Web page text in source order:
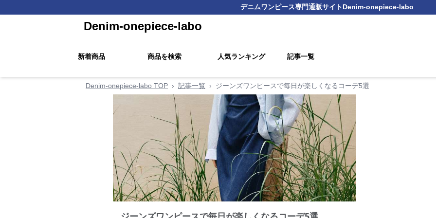
デニムワンピース専門通販サイトDenim-onepiece-labo
Denim-onepiece-labo
新着商品 商品を検索 人気ランキング 記事一覧
Denim-onepiece-labo TOP › 記事一覧 › ジーンズワンピースで毎日が楽しくなるコーデ5選